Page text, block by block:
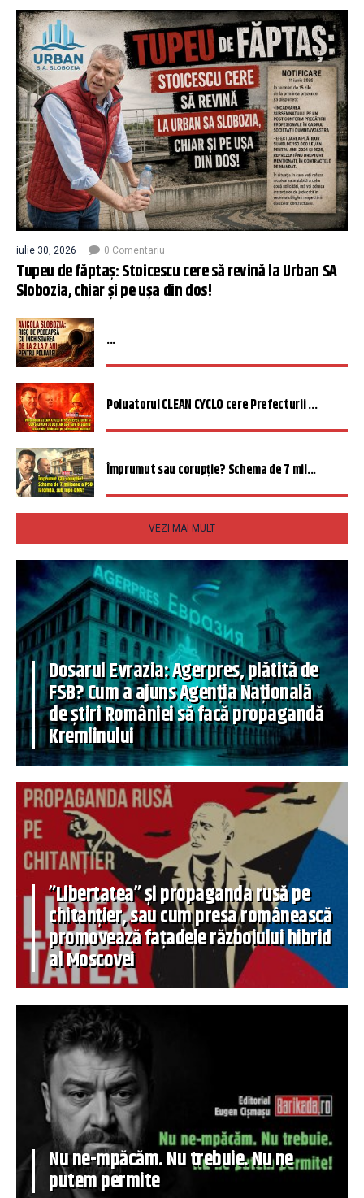
iulie 30, 2026 0 Comentariu
Tupeu de făptaș: Stoicescu cere să revină la Urban SA
Slobozia, chiar și pe ușa din dos!
...
Poluatorul CLEAN CYCLO cere Prefecturii ...
Împrumut sau corupție? Schema de 7 mil...
VEZI MAI MULT
Dosarul Evrazia: Agerpres, plătită de
FSB? Cum a ajuns Agenția Națională
de știri României să facă propagandă
Kremlinului
”Libertatea” și propaganda rusă pe
chitanțier, sau cum presa românească
promovează fațadele războiului hibrid
al Moscovei
Nu ne-mpăcăm. Nu trebuie. Nu ne
putem permite